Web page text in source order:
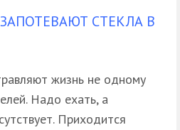
СТЕКЛА В
жизнь не одному
Надо ехать, а
Приходится